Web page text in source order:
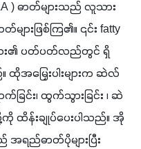
) ဓာတ်များသည် လူသား
းဖြစ်ကြ၏။ ၎င်း fatty
း၏ ပတ်ပတ်လည်တွင် ရှိ
အမြှေးပါးများက ဆဲလ်
ြင်း၊ ထွက်သွားခြင်း ၊ ဆဲ
န်းချုပ်ပေးပါသည်။ အို
ရည်ဓာတ်ပိုများပြီး